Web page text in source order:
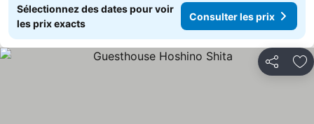
Sélectionnez des dates pour voir
les prix exacts
Consulter les prix
Partager